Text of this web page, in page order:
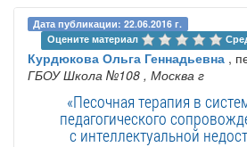
Дата публикации: 22.06.2016 г.
Оцените материал
Курдюкова Ольга Геннадьевна ,
ГБОУ Школа №108 , Москва г
«Песочная терапия в
педагогического
с интеллектуальной